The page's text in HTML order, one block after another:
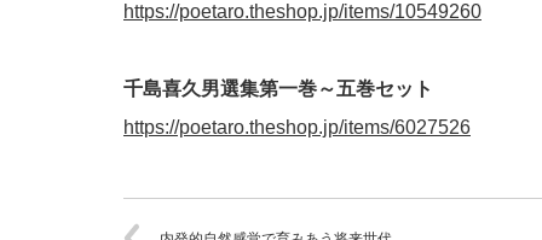
https://poetaro.theshop.jp/items/10549260
千島喜久男選集第一巻～五巻セット
https://poetaro.theshop.jp/items/6027526